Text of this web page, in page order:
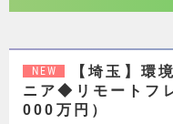
NEW
【埼玉】環
ニア◆リモートフ
000万円）